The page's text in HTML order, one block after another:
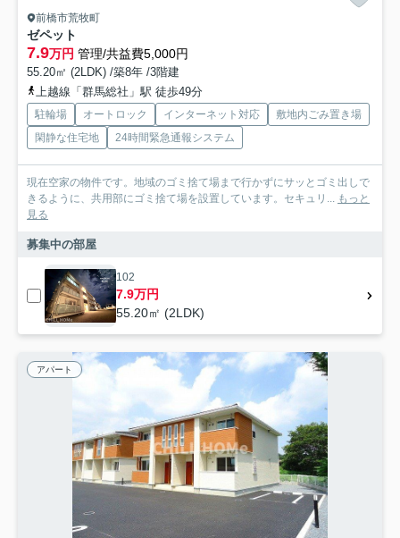
前橋市荒牧町
ゼペット
7.9万円 管理/共益費5,000円
55.20㎡ (2LDK) /築8年 /3階建
上越線「群馬総社」駅 徒歩49分
駐輪場 オートロック インターネット対応
敷地内ごみ置き場
閑静な住宅地
24時間緊急通報システム
現在空家の物件です。地域のゴミ捨て場まで行かずにサッとゴミ出しで
きるように、共用部にゴミ捨て場を設置しています。セキュリ... もっと
見る
募集中の部屋
102
7.9万円
55.20㎡ (2LDK)
アパート